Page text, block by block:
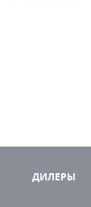
ДИЛЕРЫ